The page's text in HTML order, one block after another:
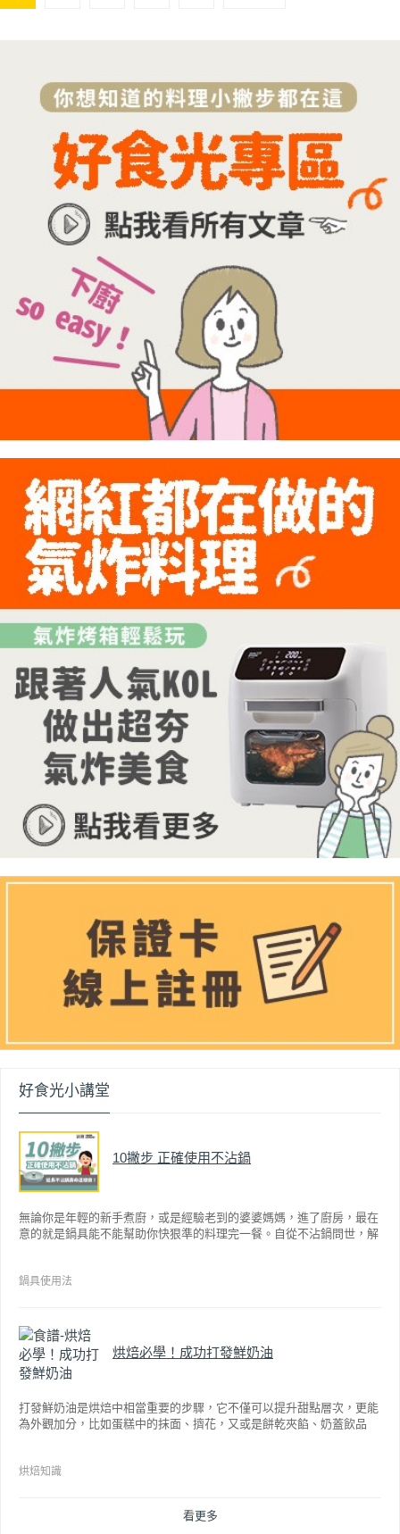
好食光小講堂
10撇步 正確使用不沾鍋
無論你是年輕的新手煮廚，或是經驗老到的婆婆媽媽，進了廚房，最在
意的就是鍋具能不能幫助你快狠準的料理完一餐。自從不沾鍋問世，解
因此金鑽不沾系列的鍋具，更年年穩居銷售排行榜的前幾名。然而如何
鍋具使用法
烘焙必學！成功打發鮮奶油
打發鮮奶油是烘焙中相當重要的步驟，它不僅可以提升甜點層次，更能
為外觀加分，比如蛋糕中的抹面、擠花，又或是餅乾夾餡、奶蓋飲品
烘焙知識
看更多